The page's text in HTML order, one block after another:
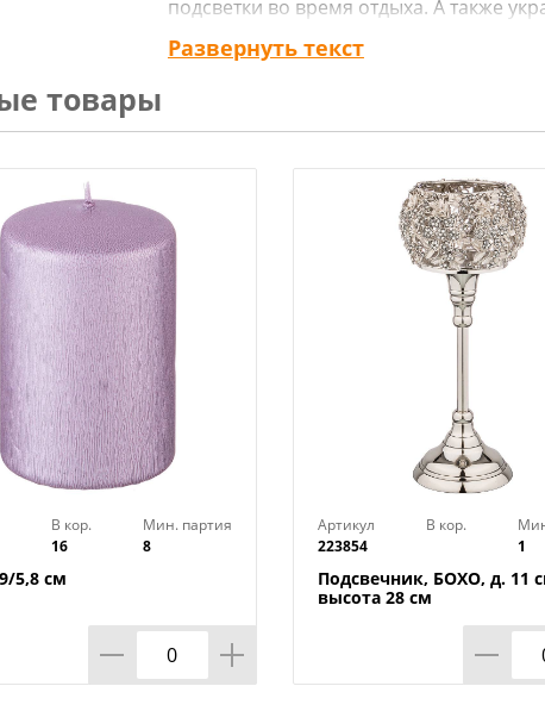
подсветки во время отдыха. А также
особым случаям, помогая создать
атмосферу во время ужина. Изделие
Технические характеристики:
Тип товара : Подсвечник
Материал : Керамика
Размер : 5,3х5,3х9,5 см
Цвет : Белый
Страна производства : Китай
Развернуть текст
товары
В кор.
16
Мин. партия
8
5,8 см
Артикул
223854
В кор.
1
Подсвечник, БОХО, д. 11
высота 28 см